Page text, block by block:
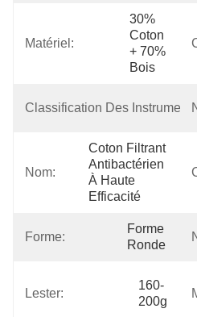
Matériel:
30%
Coton
+ 70%
Bois
Classification Des
Nom:
Coton Filtrant
Antibactérien
À Haute
Efficacité
Forme:
Forme
Ronde
Lester:
160-
200g